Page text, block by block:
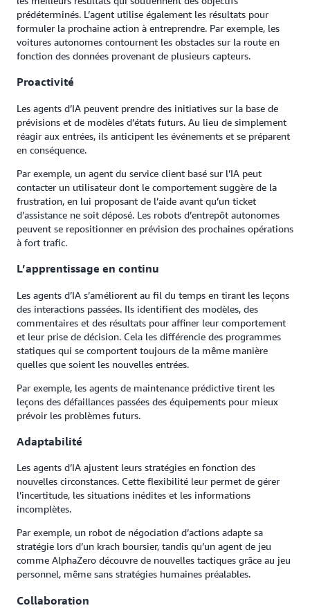
prédéterminés. L’agent utilise également les résultats pour
formuler la prochaine action à entreprendre. Par exemple, les
voitures autonomes contournent les obstacles sur la route en
fonction des données provenant de plusieurs capteurs.
Proactivité
Les agents d’IA peuvent prendre des initiatives sur la base de
prévisions et de modèles d’états futurs. Au lieu de simplement
réagir aux entrées, ils anticipent les événements et se préparent
en conséquence.
Par exemple, un agent du service client basé sur l’IA peut
contacter un utilisateur dont le comportement suggère de la
frustration, en lui proposant de l’aide avant qu’un ticket
d’assistance ne soit déposé. Les robots d’entrepôt autonomes
peuvent se repositionner en prévision des prochaines opérations
à fort trafic.
L’apprentissage en continu
Les agents d’IA s’améliorent au fil du temps en tirant les leçons
des interactions passées. Ils identifient des modèles, des
commentaires et des résultats pour affiner leur comportement
et leur prise de décision. Cela les différencie des programmes
statiques qui se comportent toujours de la même manière
quelles que soient les nouvelles entrées.
Par exemple, les agents de maintenance prédictive tirent les
leçons des défaillances passées des équipements pour mieux
prévoir les problèmes futurs.
Adaptabilité
Les agents d’IA ajustent leurs stratégies en fonction des
nouvelles circonstances. Cette flexibilité leur permet de gérer
l’incertitude, les situations inédites et les informations
incomplètes.
Par exemple, un robot de négociation d’actions adapte sa
stratégie lors d’un krach boursier, tandis qu’un agent de jeu
comme AlphaZero découvre de nouvelles tactiques grâce au jeu
personnel, même sans stratégies humaines préalables.
Collaboration